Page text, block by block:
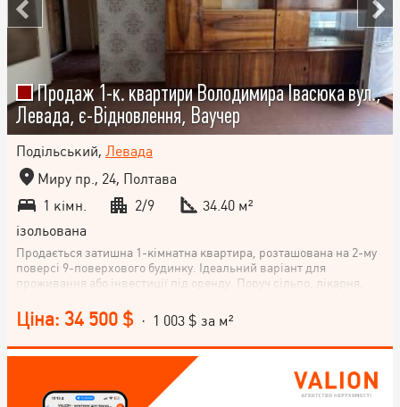
Продаж 1-к. квартири Володимира Івасюка вул.,
Левада, є-Відновлення, Ваучер
Подільський, Левада
Миру пр., 24, Полтава
1 кімн.
2/9
34.40 м²
ізольована
Продається затишна 1-кімнатна квартира, розташована на 2-му
поверсі 9-поверхового будинку. Ідеальний варіант для
проживання або інвестиції під оренду. Поруч сільпо, лікарня,
характеристики: Загальна площа: 34,4 м² ,Житлова площа
(кімната): 17,3 м², Кухня: 8,5 м² , Коридор: 3,7 м² , Висота стелі:
2,60 м Квартира має зручне планування, світлу кімнату та окрему
кухню. Є балкон, що додає додатковий простір. Комфортний
Ціна: 34 500 $ · 1 003 $ за м²